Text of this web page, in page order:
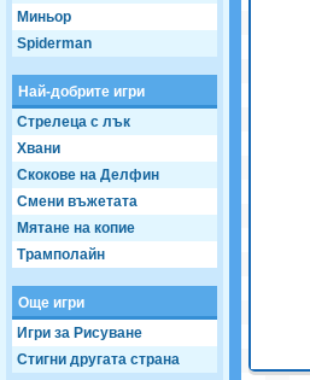
Миньор
Spiderman
Най-добрите игри
Стрелеца с лък
Хвани
Скокове на Делфин
Смени въжетата
Мятане на копие
Трамполайн
Още игри
Игри за Рисуване
Стигни другата страна